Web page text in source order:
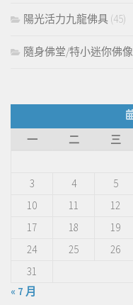
陽光活力九龍佛具 (45)
隨身佛堂/特小迷你佛像
一
二 三
3
4 5
10
11 12
17
18 19
24
25 26
31
« 7 月